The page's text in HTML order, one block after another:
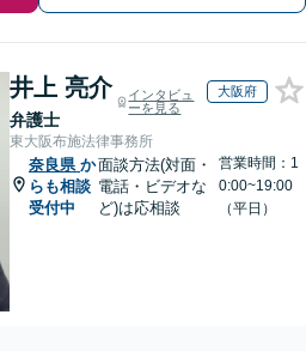
井上 亮介
弁護士
インタビュ
ーを見る
大阪府
東大阪布施法律事務所
奈良県 か
らも相談
受付中
面談方法(対面・
電話・ビデオな
ど)は応相談
営業時間：1
0:00~19:00
（平日）